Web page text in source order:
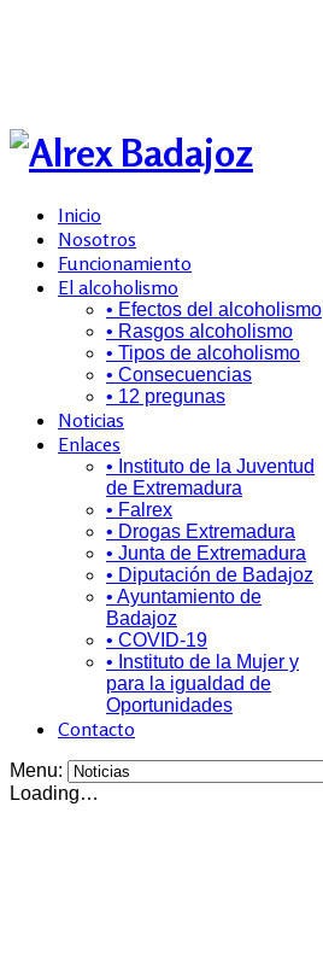
Inicio
Nosotros
Funcionamiento
El alcoholismo
• Efectos del alcoholismo
• Rasgos alcoholismo
• Tipos de alcoholismo
• Consecuencias
• 12 pregunas
Noticias
Enlaces
• Instituto de la Juventud
de Extremadura
• Falrex
• Drogas Extremadura
• Junta de Extremadura
• Diputación de Badajoz
• Ayuntamiento de
Badajoz
• COVID-19
• Instituto de la Mujer y
para la igualdad de
Oportunidades
Contacto
Menu:
Loading…